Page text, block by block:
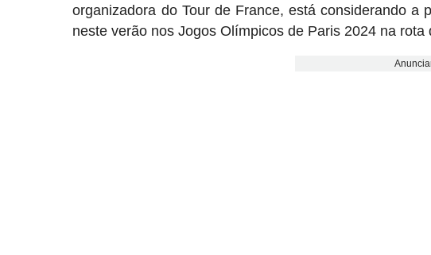
organizadora do Tour de France, está considerando
neste verão nos Jogos Olímpicos de Paris 2024 na rota